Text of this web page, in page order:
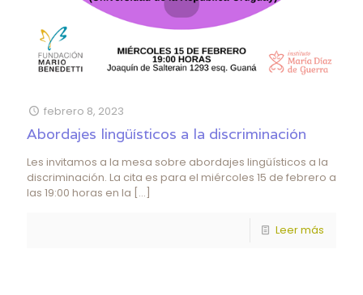
febrero 8, 2023
Abordajes lingüísticos a la discriminación
Les invitamos a la mesa sobre abordajes lingüísticos a la
discriminación. La cita es para el miércoles 15 de febrero a
las 19:00 horas en la […]
Leer más